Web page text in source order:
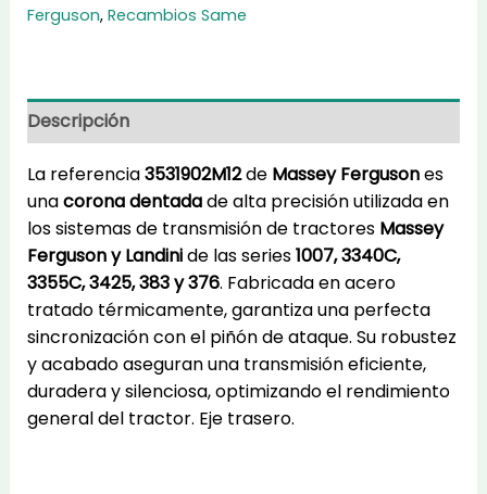
Ferguson, Recambios Same
Descripción
La referencia3531902M12de Massey Fergusones
unacorona dentadade alta precisión utilizada en
los sistemas de transmisión de tractores Massey
Ferguson y Landinide las series1007, 3340C,
3355C, 3425, 383 y 376. Fabricada en acero
tratado térmicamente, garantiza una perfecta
sincronización con el piñón de ataque. Su robustez
y acabado aseguran una transmisión eficiente,
duradera y silenciosa, optimizando el rendimiento
general del tractor. Eje trasero.